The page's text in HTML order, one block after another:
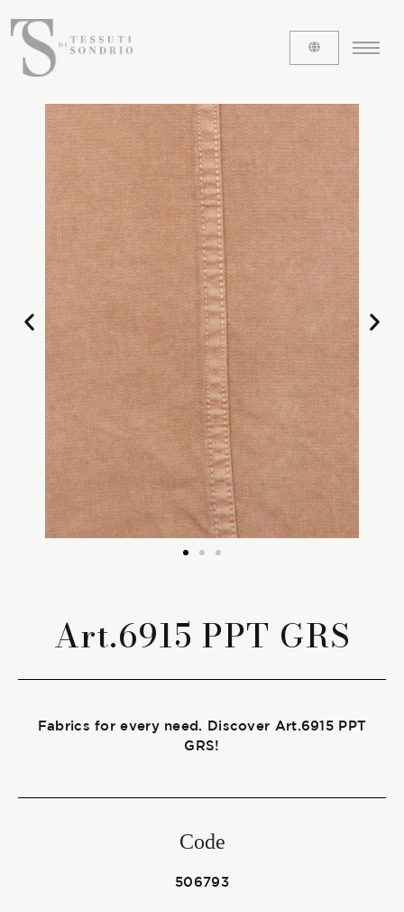
Art.6915 PPT GRS
Fabrics for every need. Discover Art.6915 PPT
GRS!
Code
506793
ABOUT US
The labels
Our history
Work with us
Share our fabrics
THE FABRICS
The season Fall/Winter
The season Spring/Summer
bunch
SUSTAINABILITY
UpCycle